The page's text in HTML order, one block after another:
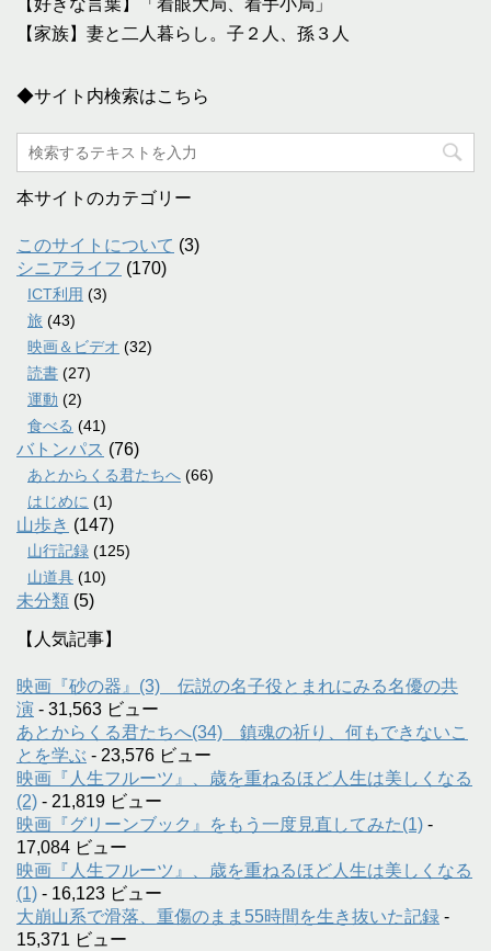
【家族】妻と二人暮らし。子２人、孫３人
◆サイト内検索はこちら
本サイトのカテゴリー
このサイトについて (3)
シニアライフ (170)
ICT利用 (3)
旅 (43)
映画＆ビデオ (32)
読書 (27)
運動 (2)
食べる (41)
バトンパス (76)
あとからくる君たちへ (66)
はじめに (1)
山歩き (147)
山行記録 (125)
山道具 (10)
未分類 (5)
【人気記事】
映画『砂の器』(3) 伝説の名子役とまれにみる名優の共
演 - 31,563 ビュー
あとからくる君たちへ(34) 鎮魂の祈り、何もできないこ
とを学ぶ - 23,576 ビュー
映画『人生フルーツ』、歳を重ねるほど人生は美しくなる
(2) - 21,819 ビュー
映画『グリーンブック』をもう一度見直してみた(1) -
17,084 ビュー
映画『人生フルーツ』、歳を重ねるほど人生は美しくなる
(1) - 16,123 ビュー
大崩山系で滑落、重傷のまま55時間を生き抜いた記録 -
15,371 ビュー